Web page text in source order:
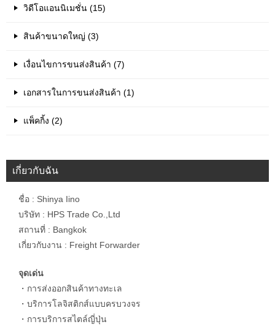
วิดีโอแอนนิเมชั่น (15)
สินค้าขนาดใหญ่ (3)
เงื่อนไขการขนส่งสินค้า (7)
เอกสารในการขนส่งสินค้า (1)
แพ็คกิ้ง (2)
เกี่ยวกับฉัน
ชื่อ : Shinya Iino
บริษัท : HPS Trade Co.,Ltd
สถานที่ : Bangkok
เกี่ยวกับงาน : Freight Forwarder
จุดเด่น
・การส่งออกสินค้าทางทะเล
・บริการโลจิสติกส์แบบครบวงจร
・การบริการสไตล์ญี่ปุ่น